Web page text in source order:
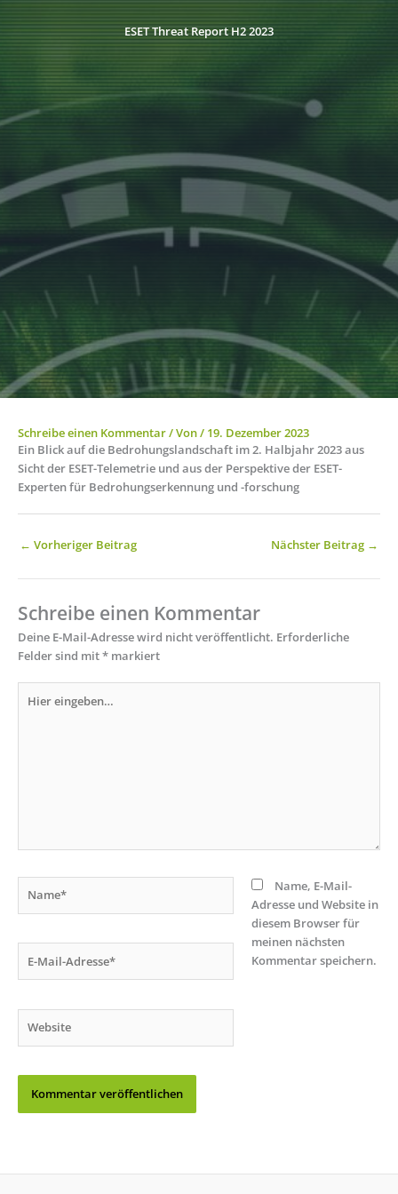
ESET Threat Report H2 2023
Schreibe einen Kommentar/ Von/ 19. Dezember 2023
Ein Blick auf die Bedrohungslandschaft im 2. Halbjahr 2023 aus
Sicht der ESET-Telemetrie und aus der Perspektive der ESET-
Experten für Bedrohungserkennung und -forschung
← Vorheriger Beitrag Nächster Beitrag →
Schreibe einen Kommentar
Deine E-Mail-Adresse wird nicht veröffentlicht. Erforderliche
Felder sind mit* markiert
eingeben…
Mail-
Name, E-Mail-
Adresse und Website in
diesem Browser für
meinen nächsten
Kommentar speichern.